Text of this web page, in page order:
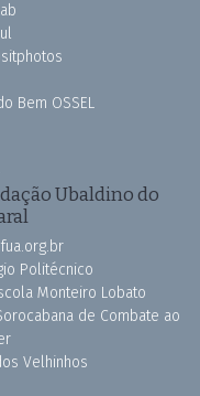
Bem OSSEL
Ubaldino do
Politécnico
Monteiro Lobato
de Combate ao
Velhinhos